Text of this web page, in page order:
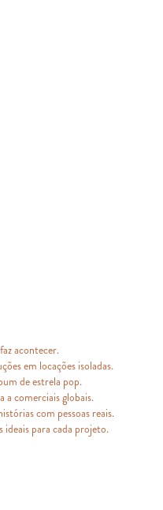
acontecer.
em locações isoladas.
de estrela pop.
a comerciais globais.
com pessoas reais.
ideais para cada projeto.